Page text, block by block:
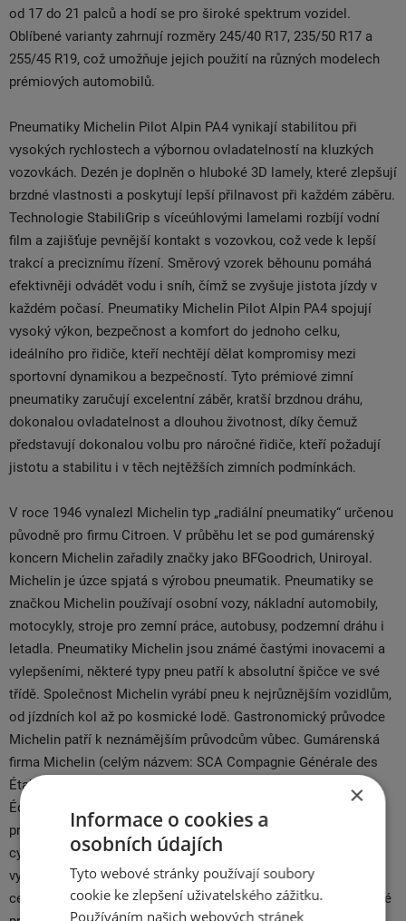
od 17 do 21 palců a hodí se pro široké spektrum vozidel.
Oblíbené varianty zahrnují rozměry 245/40 R17, 235/50 R17 a
255/45 R19, což umožňuje jejich použití na různých modelech
prémiových automobilů.
Pneumatiky Michelin Pilot Alpin PA4 vynikají stabilitou při
vysokých rychlostech a výbornou ovladatelností na kluzkých
vozovkách. Dezén je doplněn o hluboké 3D lamely, které zlepšují
brzdné vlastnosti a poskytují lepší přilnavost při každém záběru.
Technologie StabiliGrip s víceúhlovými lamelami rozbíjí vodní
film a zajišťuje pevnější kontakt s vozovkou, což vede k lepší
trakcí a preciznímu řízení. Směrový vzorek běhounu pomáhá
efektivněji odvádět vodu i sníh, čímž se zvyšuje jistota jízdy v
každém počasí. Pneumatiky Michelin Pilot Alpin PA4 spojují
vysoký výkon, bezpečnost a komfort do jednoho celku,
ideálního pro řidiče, kteří nechtějí dělat kompromisy mezi
sportovní dynamikou a bezpečností. Tyto prémiové zimní
pneumatiky zaručují excelentní záběr, kratší brzdnou dráhu,
dokonalou ovladatelnost a dlouhou životnost, díky čemuž
představují dokonalou volbu pro náročné řidiče, kteří požadují
jistotu a stabilitu i v těch nejtěžších zimních podmínkách.
V roce 1946 vynalezl Michelin typ „radiální pneumatiky“ určenou
původně pro firmu Citroen. V průběhu let se pod gumárenský
koncern Michelin zařadily značky jako BFGoodrich, Uniroyal.
Michelin je úzce spjatá s výrobou pneumatik. Pneumatiky se
značkou Michelin používají osobní vozy, nákladní automobily,
motocykly, stroje pro zemní práce, autobusy, podzemní dráhu i
letadla. Pneumatiky Michelin jsou známé častými inovacemi a
vylepšeními, některé typy pneu patří k absolutní špičce ve své
třídě. Společnost Michelin vyrábí pneu k nejrůznějším vozidlům,
od jízdních kol až po kosmické lodě. Gastronomický průvodce
Michelin patří k neznámějším průvodcům vůbec. Gumárenská
firma Michelin (celým názvem: SCA Compagnie Générale des
Établissements Michelin) byla založena roku 1888 bratry
Édouardem a Andrém Michelin a roku 1891 vypustila do světa
první pneumatiku. V začátcích vyráběla firma pneu pro
cyklistická kola, dnes značka dosáhla na celosvětovém trhu
vynikající 18% podíl. Znalci vědí, že firma Michelin vydává pro
cestovatele také mapy, turistické průvodce, atlasy a počítačové
×
Informace o cookies a
osobních údajích
Tyto webové stránky používají soubory
cookie ke zlepšení uživatelského zážitku.
Používáním našich webových stránek